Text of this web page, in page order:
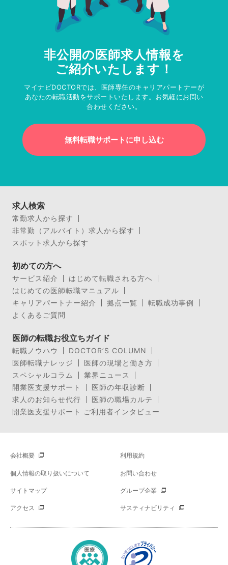
非公開の医師求人情報を
ご紹介いたします！
マイナビDOCTORでは、医師専任のキャリアパートナーが
あなたの転職活動をサポートいたします。お気軽にお問い
合わせください。
無料転職サポートに申し込む
求人検索
常勤求人から探す
非常勤（アルバイト）求人から探す
スポット求人から探す
初めての方へ
サービス紹介
はじめて転職される方へ
はじめての医師転職マニュアル
キャリアパートナー紹介
拠点一覧
転職成功事例
よくあるご質問
医師の転職お役立ちガイド
転職ノウハウ
DOCTOR’S COLUMN
医師転職ナレッジ
医師の現場と働き方
スペシャルコラム
業界ニュース
開業医支援サポート
医師の年収診断
求人のお知らせ代行
医師の職場カルテ
開業医支援サポート ご利用者インタビュー
会社概要 利用規約
個人情報の取り扱いについて お問い合わせ
サイトマップ グループ企業
アクセス サスティナビリティ